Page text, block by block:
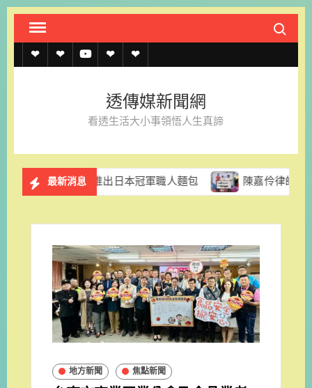
Skip
content
Search
透
約
透
上
記
單
透 聯
我
官
LINE
透傳媒新聞網
看透生活大小事領悟人生真諦
最新消息
拉推出日本冠軍職人麵包 陳嘉伶律師創立易勝法律事
地方新聞 焦點新聞